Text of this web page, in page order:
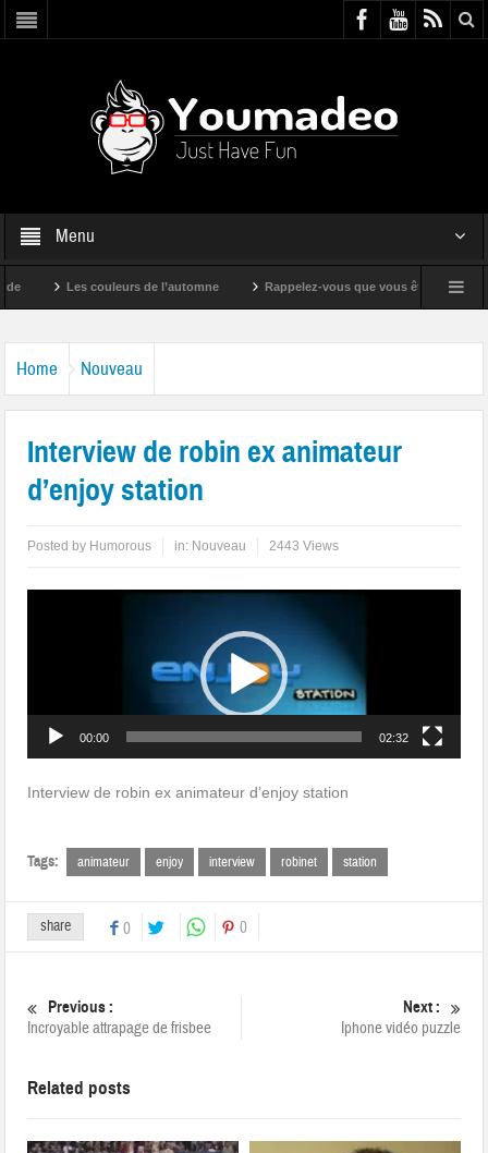
Menu
Les couleurs de l’automne Rappelez-vous que vous êtes super !
Home Nouveau
Interview de robin ex animateur
d’enjoy station
Posted by Humorous in: Nouveau 2443 Views
00:00 02:32
Interview de robin ex animateur d’enjoy station
Tags: animateur enjoy interview robinet station
share 0 0
Previous :
Incroyable attrapage de frisbee
Next :
Iphone vidéo puzzle
Related posts